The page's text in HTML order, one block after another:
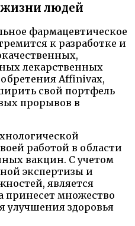
людей
фармацевтическое
к разработке и
лекарственных
Affinivax,
свой портфель
прорывов в
работой в области
вакцин. С учетом
экспертизы и
является
принесет множество
улучшения здоровья